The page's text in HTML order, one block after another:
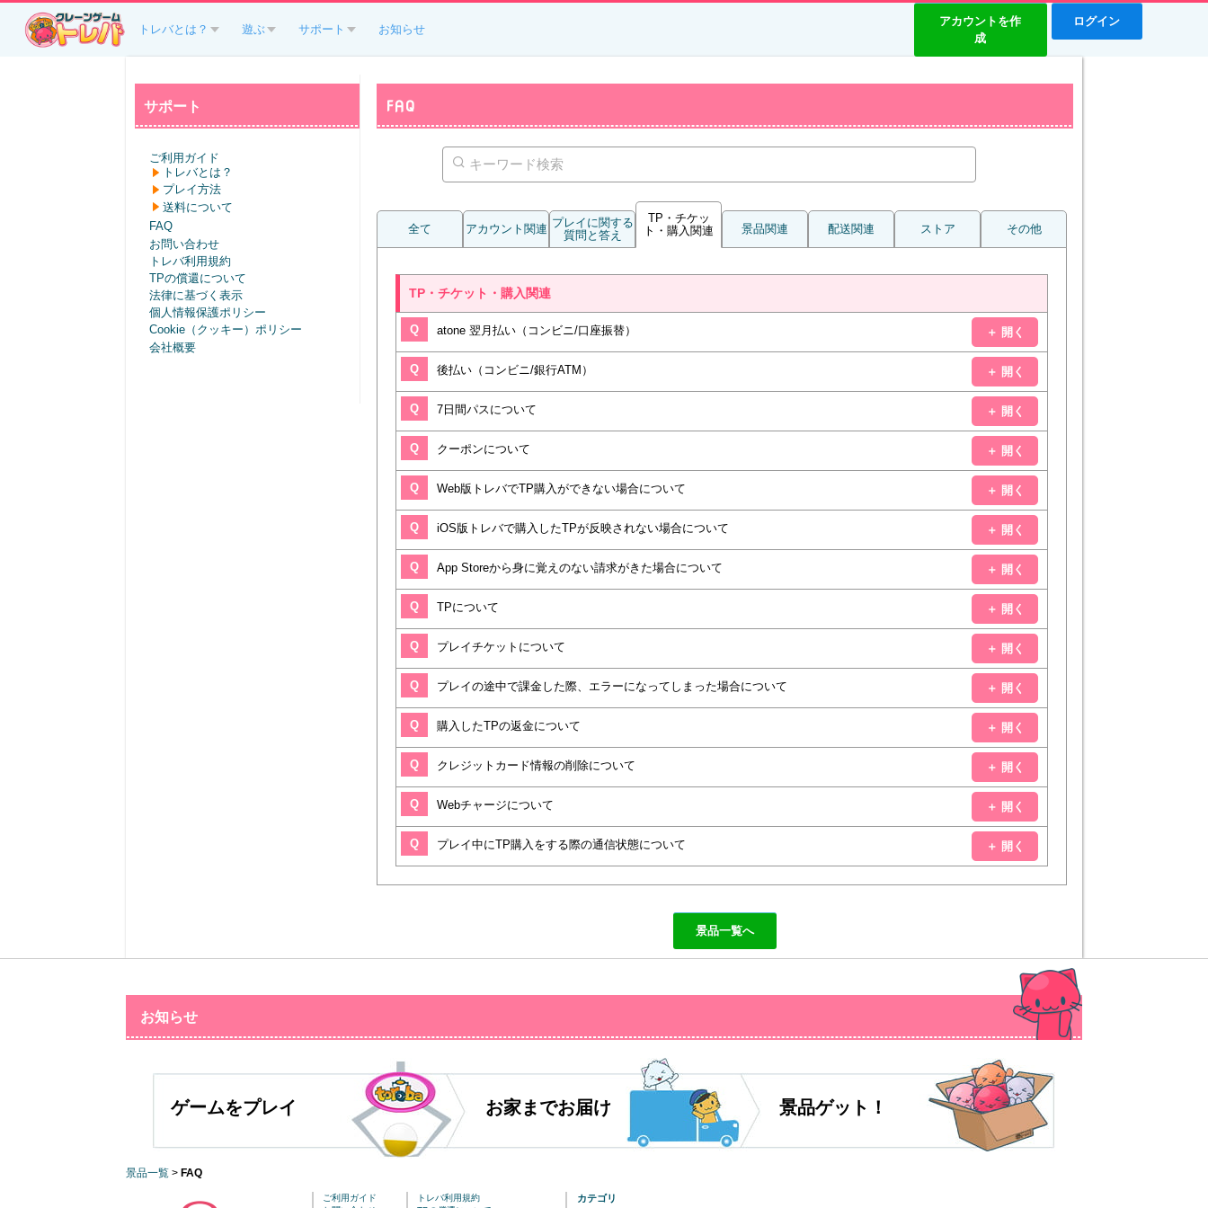
トレバとは？ 遊ぶ サポート お知らせ
アカウントを作
成
ログイン
サポート
ご利用ガイド
トレバとは？
プレイ方法
送料について
FAQ
お問い合わせ
トレバ利用規約
TPの償還について
法律に基づく表示
個人情報保護ポリシー
Cookie（クッキー）ポリシー
会社概要
FAQ
全て アカウント関連 プレイに関する
質問と答え
TP・チケッ
ト・購入関連
景品関連 配送関連 ストア その他
TP・チケット・購入関連
Q atone 翌月払い（コンビニ/口座振替） ＋ 開く
Q 後払い（コンビニ/銀行ATM） ＋ 開く
Q 7日間パスについて ＋ 開く
Q クーポンについて ＋ 開く
Q Web版トレバでTP購入ができない場合について ＋ 開く
Q iOS版トレバで購入したTPが反映されない場合について ＋ 開く
Q App Storeから身に覚えのない請求がきた場合について ＋ 開く
Q TPについて ＋ 開く
Q プレイチケットについて ＋ 開く
Q プレイの途中で課金した際、エラーになってしまった場合について ＋ 開く
Q 購入したTPの返金について ＋ 開く
Q クレジットカード情報の削除について ＋ 開く
Q Webチャージについて ＋ 開く
Q プレイ中にTP購入をする際の通信状態について ＋ 開く
景品一覧へ
お知らせ
ゲームをプレイ お家までお届け 景品ゲット！
景品一覧 > FAQ
ご利用ガイド
トレバ利用規約
カテゴリ